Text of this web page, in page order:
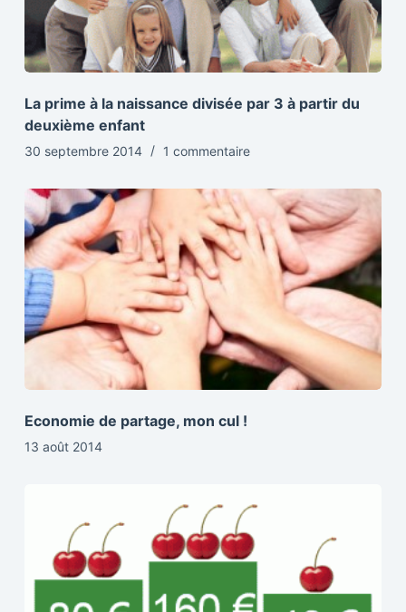
La prime à la naissance divisée par 3 à partir du
deuxième enfant
30 septembre 2014 1 commentaire
Economie de partage, mon cul !
13 août 2014